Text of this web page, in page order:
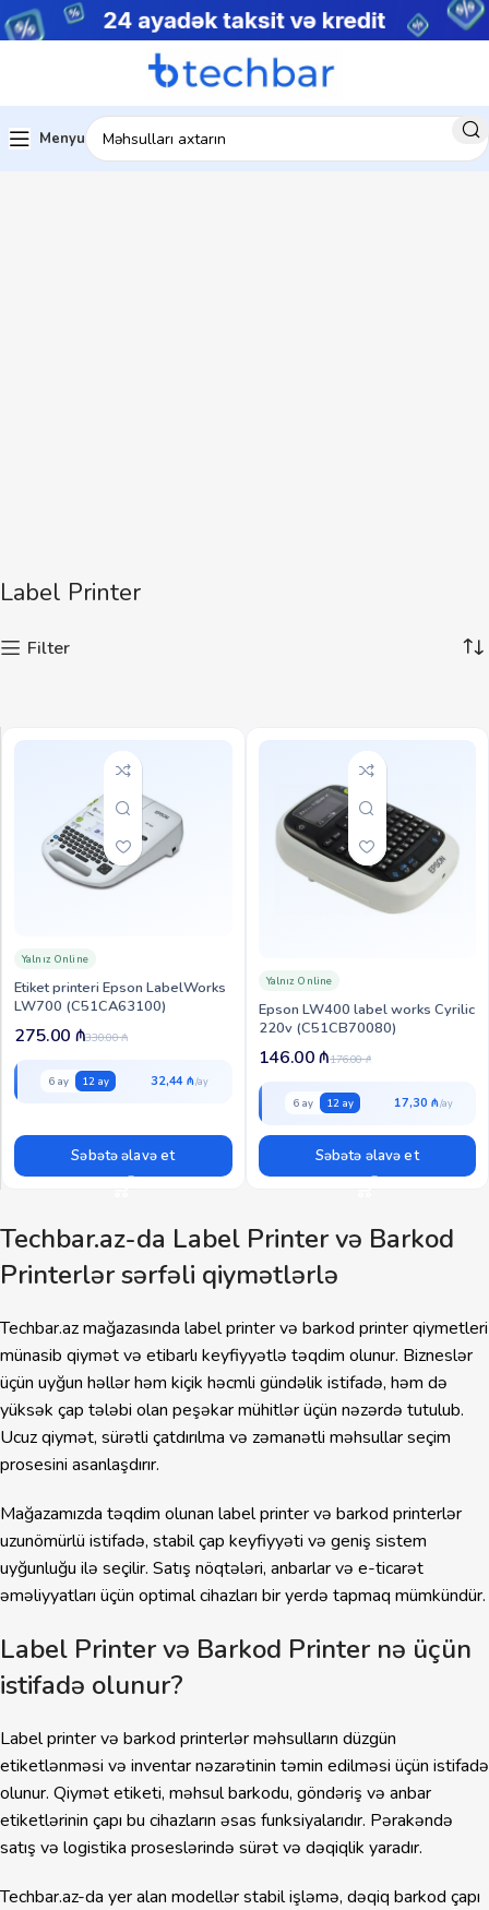
Menyu
Label Printer
Filter
Etiket printeri Epson LabelWorks
LW700 (C51CA63100)
Yalnız Online
330.00₼
275.00 ₼
6 ay 12 ay 32,44 ₼
Səbətə əlavə et
Epson LW400 label works Cyrilic
220v (C51CB70080)
Yalnız Online
176.00₼
146.00₼
6 ay 12 ay 17,30 ₼
Səbətə əlavə et
Techbar.az-da Label Printer və Barkod
Printerlər sərfəli qiymətlərlə
Techbar.az mağazasında label printer və barkod printer qiymetleri
münasib qiymət və etibarlı keyfiyyətlə təqdim olunur. Bizneslər
üçün uyğun həllər həm kiçik həcmli gündəlik istifadə, həm də
yüksək çap tələbi olan peşəkar mühitlər üçün nəzərdə tutulub.
Ucuz qiymət, sürətli çatdırılma və zəmanətli məhsullar seçim
prosesini asanlaşdırır.
Mağazamızda təqdim olunan label printer və barkod printerlər
uzunömürlü istifadə, stabil çap keyfiyyəti və geniş sistem
uyğunluğu ilə seçilir. Satış nöqtələri, anbarlar və e-ticarət
əməliyyatları üçün optimal cihazları bir yerdə tapmaq mümkündür.
Label Printer və Barkod Printer nə üçün
istifadə olunur?
Label printer və barkod printerlər məhsulların düzgün
etiketlənməsi və inventar nəzarətinin təmin edilməsi üçün istifadə
olunur. Qiymət etiketi, məhsul barkodu, göndəriş və anbar
etiketlərinin çapı bu cihazların əsas funksiyalarıdır. Pərakəndə
satış və logistika proseslərində sürət və dəqiqlik yaradır.
Techbar.az-da yer alan modellər stabil işləmə, dəqiq barkod çapı